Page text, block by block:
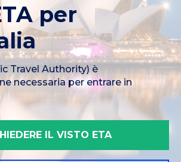
per
Travel Authority) è
necessaria per entrare in
IL VISTO ETA